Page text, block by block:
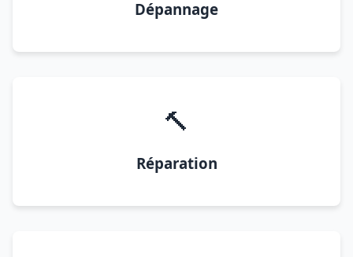
Dépannage
🔨
Réparation